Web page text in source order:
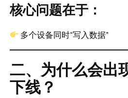
核心问题在于：
多个设备同时“写入数据”
二、为什么会出
下线？